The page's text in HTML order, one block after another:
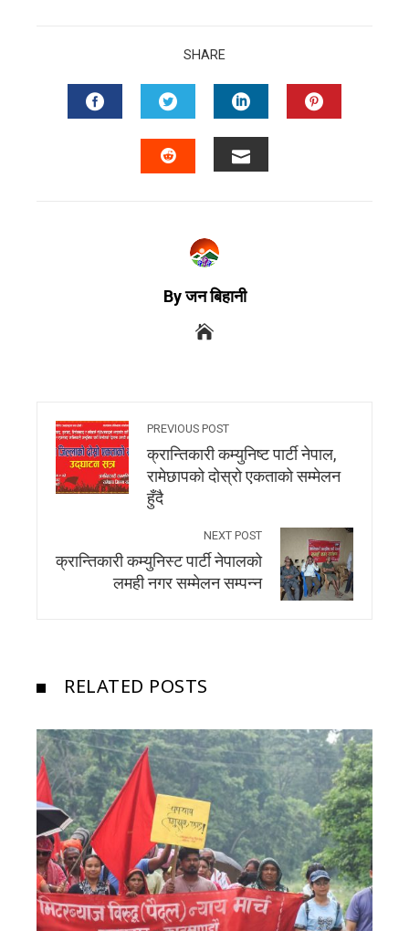
SHARE
By जन बिहानी
PREVIOUS POST
क्रान्तिकारी कम्युनिष्ट पार्टी नेपाल,
रामेछापको दोस्रो एकताको सम्मेलन
हुँदै
NEXT POST
क्रान्तिकारी कम्युनिस्ट पार्टी नेपालको
लमही नगर सम्मेलन सम्पन्न
RELATED POSTS